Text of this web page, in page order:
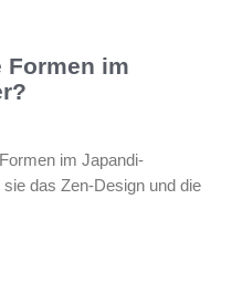
Formen im
im Japandi-
das Zen-Design und die